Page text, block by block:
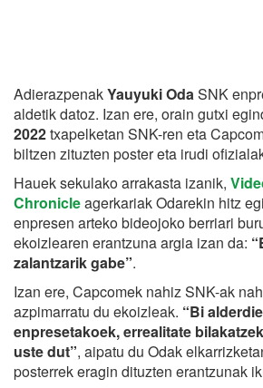
AdierazpenakYauyuki Oda SNK
aldetik datoz. Izan ere, orain gutxi
2022txapelketan SNK-ren eta
biltzen zituzten poster eta irudi
Hauek sekulako arrakasta izanik,
Chronicleagerkariak Odarekin hitz
enpresen arteko bideojoko berriari
ekoizlearen erantzuna argia izan da:
zalantzarik gabe”.
Izan ere, Capcomek nahiz SNK-ak
azpimarratu du ekoizleak. “Bi
enpresetakoek, errealitate
uste dut”, aipatu du Odak
posterrek eragin dituzten erantzunak